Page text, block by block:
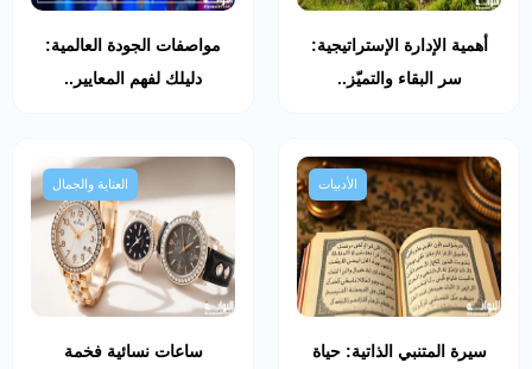
أهمية الإدارة الإستراتيجية:
سر البقاء والتميّز..
مواصفات الجودة العالمية:
دليلك لفهم المعايير..
الأدبيات
سيرة المتنبي الذاتية: حياة
العناية والجمال
ساعات نسائية فخمة